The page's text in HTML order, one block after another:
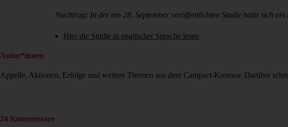
Nachtrag: In der am 28. September veröffentlichten Studie hatte sich
Hier die Studie in englischer Sprache lesen
Autor*innen
Appelle, Aktionen, Erfolge und weitere Themen aus dem Campact-Kosmos: Darüber
24 Kommentare